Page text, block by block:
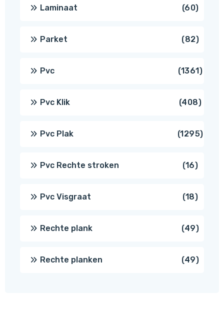
Laminaat 6060
Parket 8282
Pvc 13611361
Pvc Klik 408408
Pvc Plak 12951295
Pvc Rechte stroken 1616
Pvc Visgraat 1818
Rechte plank 4949
Rechte planken 4949